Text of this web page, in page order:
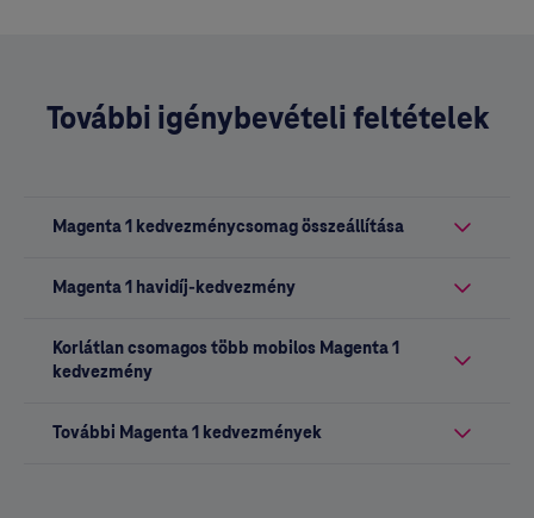
További igénybevételi feltételek
Magenta 1 kedvezménycsomag összeállítása
Magenta 1 havidíj-kedvezmény
Korlátlan csomagos több mobilos Magenta 1
kedvezmény
További Magenta 1 kedvezmények